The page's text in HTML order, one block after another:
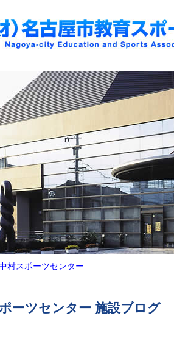
村スポーツセンター
ーツセンター 施設ブログ